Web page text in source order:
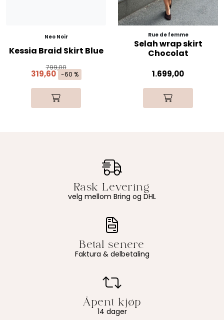
Neo Noir
Kessia Braid Skirt Blue
799,00
319,60 -60 %
Rue de femme
Selah wrap skirt
Chocolat
1.699,00
velg mellom Bring og DHL
Faktura & delbetaling
14 dager